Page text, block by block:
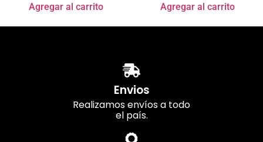
Agregar al carrito Agregar al carrito
Envios
Realizamos envíos a todo
el país.